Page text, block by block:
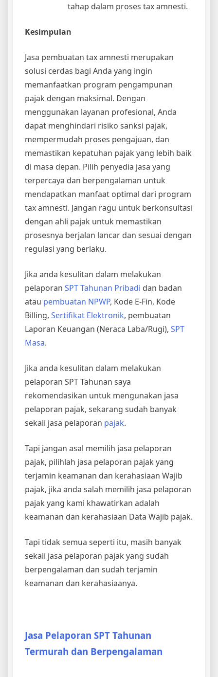
tahap dalam proses tax amnesti.
Kesimpulan
Jasa pembuatan tax amnesti merupakan
solusi cerdas bagi Anda yang ingin
memanfaatkan program pengampunan
pajak dengan maksimal. Dengan
menggunakan layanan profesional, Anda
dapat menghindari risiko sanksi pajak,
mempermudah proses pengajuan, dan
memastikan kepatuhan pajak yang lebih baik
di masa depan. Pilih penyedia jasa yang
terpercaya dan berpengalaman untuk
mendapatkan manfaat optimal dari program
tax amnesti. Jangan ragu untuk berkonsultasi
dengan ahli pajak untuk memastikan
prosesnya berjalan lancar dan sesuai dengan
regulasi yang berlaku.
Jika anda kesulitan dalam melakukan
pelaporan SPT Tahunan Pribadi dan badan
atau pembuatan NPWP, Kode E-Fin, Kode
Billing, Sertifikat Elektronik, pembuatan
Laporan Keuangan (Neraca Laba/Rugi), SPT
Masa.
Jika anda kesulitan dalam melakukan
pelaporan SPT Tahunan saya
rekomendasikan untuk mengunakan jasa
pelaporan pajak, sekarang sudah banyak
sekali jasa pelaporan pajak.
Tapi jangan asal memilih jasa pelaporan
pajak, pilihlah jasa pelaporan pajak yang
terjamin keamanan dan kerahasiaan Wajib
pajak, jika anda salah memilih jasa pelaporan
pajak yang kami khawatirkan adalah
keamanan dan kerahasiaan Data Wajib pajak.
Tapi tidak semua seperti itu, masih banyak
sekali jasa pelaporan pajak yang sudah
berpengalaman dan sudah terjamin
keamanan dan kerahasiaanya.
Jasa Pelaporan SPT Tahunan
Termurah dan Berpengalaman